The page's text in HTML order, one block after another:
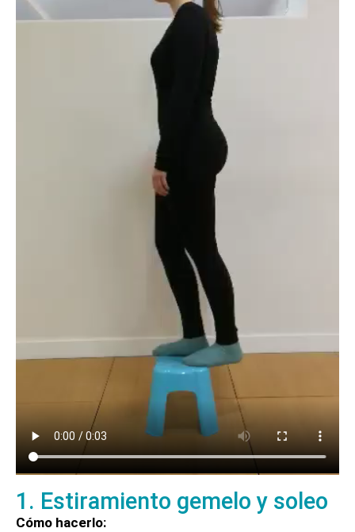
1. Estiramiento gemelo y soleo
Cómo hacerlo: